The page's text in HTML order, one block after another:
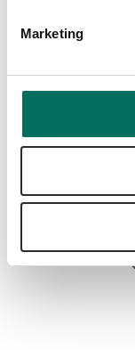
Marketing
Tilbud